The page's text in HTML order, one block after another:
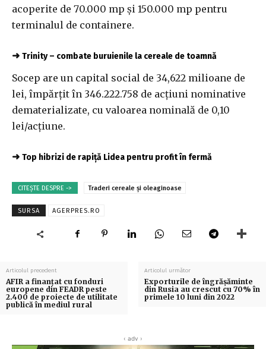
acoperite de 70.000 mp şi 150.000 mp pentru
terminalul de containere.
➜ Trinity – combate buruienile la cereale de toamnă
Socep are un capital social de 34,622 milioane de
lei, împărţit în 346.222.758 de acţiuni nominative
dematerializate, cu valoarea nominală de 0,10
lei/acţiune.
➜ Top hibrizi de rapiță Lidea pentru profit în fermă
CITEȘTE DESPRE -> Traderi cereale și oleaginoase
SURSA AGERPRES.RO
Articolul precedent
AFIR a finanţat cu fonduri
europene din FEADR peste
2.400 de proiecte de utilitate
publică în mediul rural
Articolul următor
Exporturile de îngrăşăminte
din Rusia au crescut cu 70% în
primele 10 luni din 2022
‹ adv ›